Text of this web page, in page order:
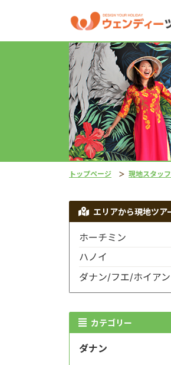
トップページ 現地スタッ
エリアから現地ツア
ホーチミン
ハノイ
ダナン/フエ/ホイアン
カテゴリー
ダナン